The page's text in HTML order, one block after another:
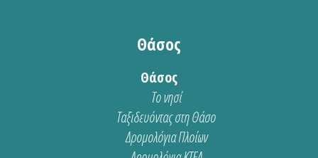
Θάσος
Θάσος
Το νησί
Ταξιδευόντας στη Θάσο
Δρομολόγια Πλοίων